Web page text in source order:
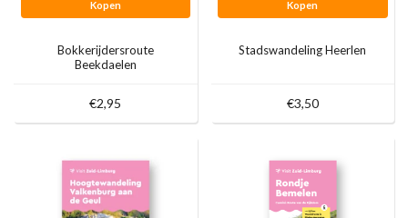
Kopen
Bokkerijdersroute
Beekdaelen
€2,95
Kopen
Stadswandeling Heerlen
€3,50